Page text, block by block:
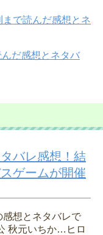
で読んだ感想とネ
だ感想とネタバ
バレ感想！結
ゲームが開催
想とネタバレで
秋元いちか…ヒロ